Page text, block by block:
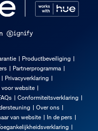
Productbeveiliging
Partnerprogramma
Privacyverklaring
website
Conformiteitsverklaring
Over ons
van website
In de pers